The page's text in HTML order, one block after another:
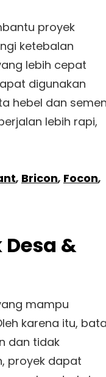
proyek
ketebalan
lebih cepat
digunakan
hebel dan
lebih rapi,
, Bricon, Focon,
&
mampu
karena itu,
dan tidak
proyek dapat